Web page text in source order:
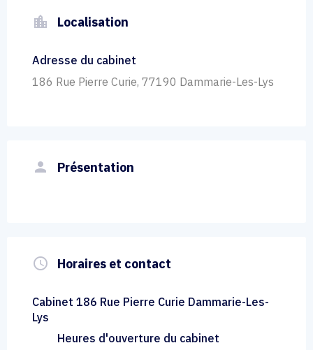
location_city Localisation
Adresse du cabinet
186 Rue Pierre Curie, 77190 Dammarie-Les-Lys
person Présentation
query_builder Horaires et contact
Cabinet 186 Rue Pierre Curie Dammarie-Les-
Lys
Heures d'ouverture du cabinet